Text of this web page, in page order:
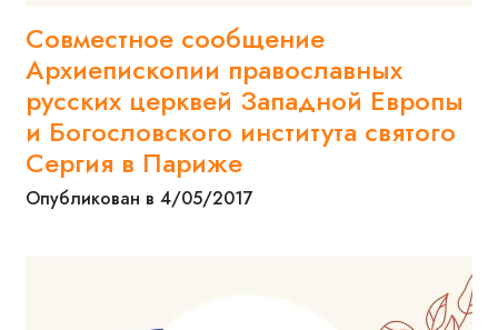
Совместное сообщение
Архиепископии православных
русских церквей Западной Европы
и Богословского института святого
Сергия в Париже
Опубликован в 4/05/2017